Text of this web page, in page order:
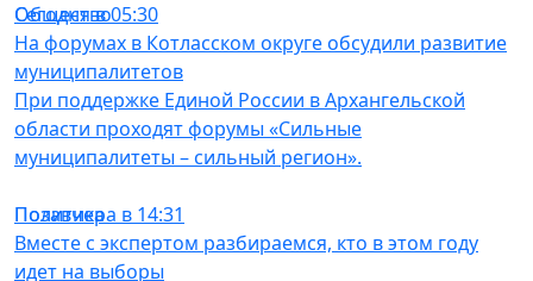
Общество
Сегодня в 05:30
На форумах в Котласском округе обсудили развитие
муниципалитетов
При поддержке Единой России в Архангельской
области проходят форумы «Сильные
муниципалитеты – сильный регион».
Политика
Позавчера в 14:31
Вместе с экспертом разбираемся, кто в этом году
идет на выборы